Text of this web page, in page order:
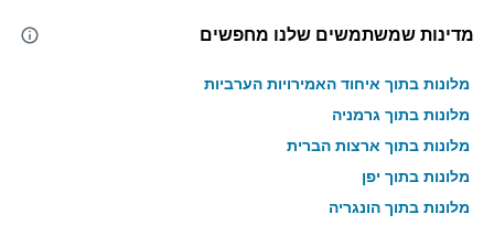
מדינות שמשתמשים שלנו מחפשים
מלונות בתוך איחוד האמירויות הערביות
מלונות בתוך גרמניה
מלונות בתוך ארצות הברית
מלונות בתוך יפן
מלונות בתוך הונגריה